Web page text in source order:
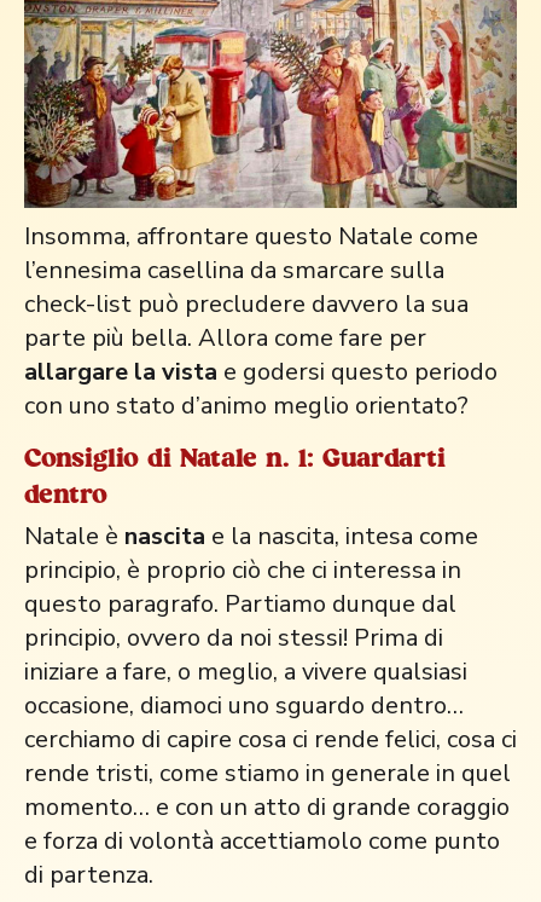
Insomma, affrontare questo Natale come
l’ennesima casellina da smarcare sulla
check-list può precludere davvero la sua
parte più bella. Allora come fare per
allargare la vista e godersi questo periodo
con uno stato d’animo meglio orientato?
Consiglio di Natale n. 1: Guardarti
dentro
Natale è nascita e la nascita, intesa come
principio, è proprio ciò che ci interessa in
questo paragrafo. Partiamo dunque dal
principio, ovvero da noi stessi! Prima di
iniziare a fare, o meglio, a vivere qualsiasi
occasione, diamoci uno sguardo dentro…
cerchiamo di capire cosa ci rende felici, cosa ci
rende tristi, come stiamo in generale in quel
momento… e con un atto di grande coraggio
e forza di volontà accettiamolo come punto
di partenza.